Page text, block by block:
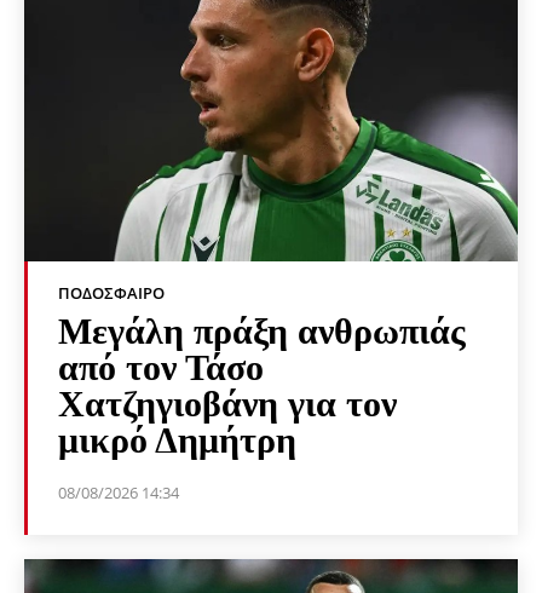
ΠΟΔΌΣΦΑΙΡΟ
Μεγάλη πράξη ανθρωπιάς
από τον Τάσο
Χατζηγιοβάνη για τον
μικρό Δημήτρη
08/08/2026 14:34